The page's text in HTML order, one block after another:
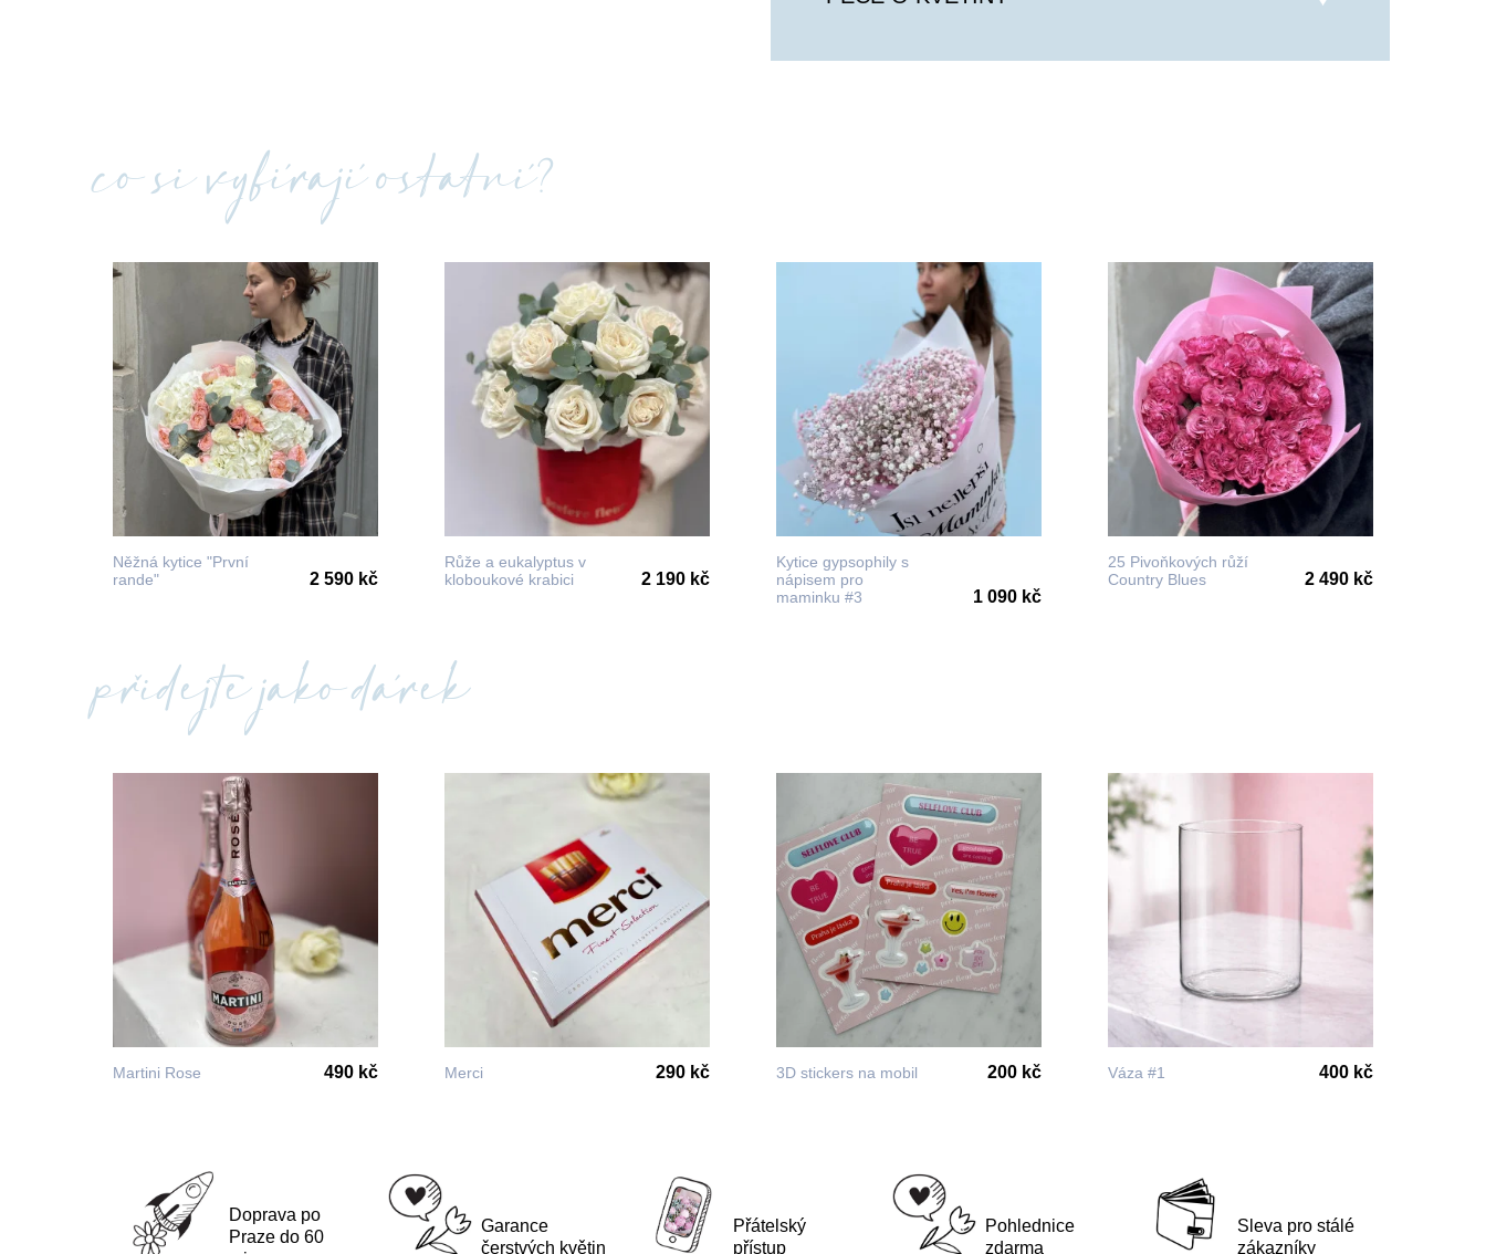
co si vybírají ostatní?
Něžná kytice "První
rande"
2 590 kč
Růže a eukalyptus v
kloboukové krabici
2 190 kč
Kytice gypsophily s
nápisem pro
maminku #3
1 090 kč
25 Pivoňkových růží
Country Blues
2 490 kč
přidejte jako dárek
Martini Rose 490 kč Merci 290 kč 3D stickers na mobil 200 kč Váza #1 400 kč
Doprava po
Praze do 60
Garance
čerstvých květin
Přátelský
přístup
Pohlednice
zdarma
Sleva pro stálé
zákazníky